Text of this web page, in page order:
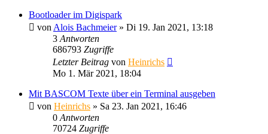
Bootloader im Digispark
von Alois Bachmeier» Di 19. Jan 2021, 13:18
3 Antworten
686793 Zugriffe
Letzter Beitrag von Heinrichs
Mo 1. Mär 2021, 18:04
Mit BASCOM Texte über ein Terminal ausgeben
von Heinrichs » Sa 23. Jan 2021, 16:46
0 Antworten
70724 Zugriffe